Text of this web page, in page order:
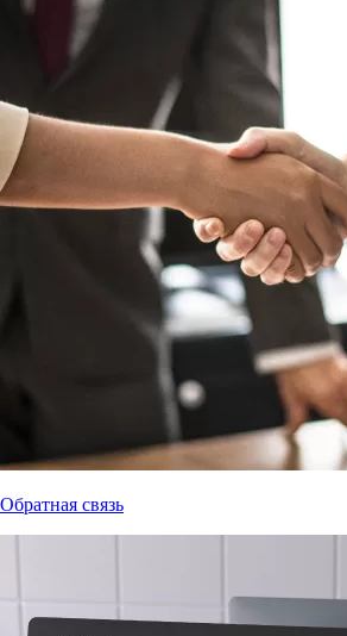
Обратная связь